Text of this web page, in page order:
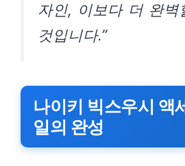
자인, 이보다 더 완벽
것입니다.”
나이키 빅스우시 액
일의 완성